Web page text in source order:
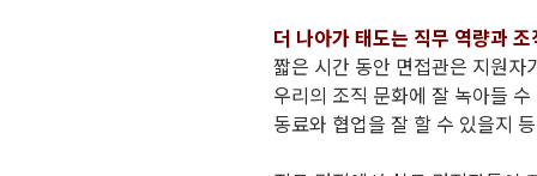
더 나아가 태도는 직무 역량과
짧은 시간 동안 면접관은 지원자
우리의 조직 문화에 잘 녹아들
동료와 협업을 잘 할 수 있을지